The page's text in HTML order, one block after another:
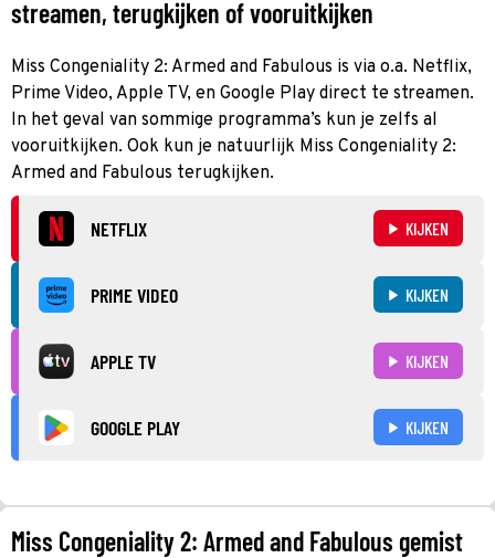
streamen, terugkijken of vooruitkijken
Miss Congeniality 2: Armed and Fabulous is via o.a. Netflix,
Prime Video, Apple TV, en Google Play direct te streamen.
In het geval van sommige programma’s kun je zelfs al
vooruitkijken. Ook kun je natuurlijk Miss Congeniality 2:
Armed and Fabulous terugkijken.
NETFLIX KIJKEN
PRIME VIDEO KIJKEN
APPLE TV KIJKEN
GOOGLE PLAY KIJKEN
Miss Congeniality 2: Armed and Fabulous gemist